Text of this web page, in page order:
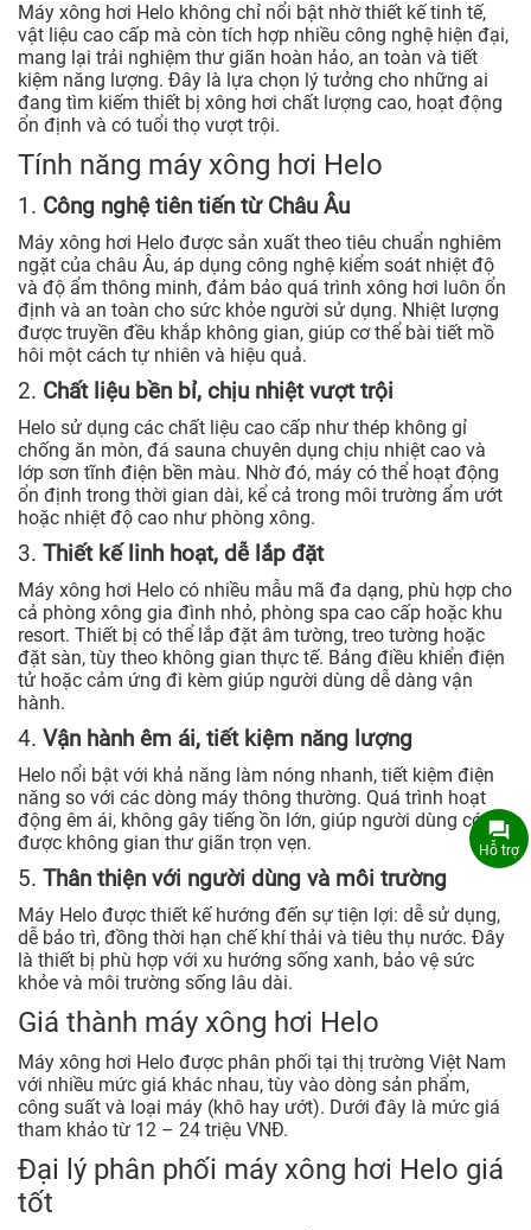
Máy xông hơi Helo không chỉ nổi bật nhờ thiết kế tinh tế,
vật liệu cao cấp mà còn tích hợp nhiều công nghệ hiện đại,
mang lại trải nghiệm thư giãn hoàn hảo, an toàn và tiết
kiệm năng lượng. Đây là lựa chọn lý tưởng cho những ai
đang tìm kiếm thiết bị xông hơi chất lượng cao, hoạt động
ổn định và có tuổi thọ vượt trội.
Tính năng máy xông hơi Helo
1. Công nghệ tiên tiến từ Châu Âu
Máy xông hơi Helo được sản xuất theo tiêu chuẩn nghiêm
ngặt của châu Âu, áp dụng công nghệ kiểm soát nhiệt độ
và độ ẩm thông minh, đảm bảo quá trình xông hơi luôn ổn
định và an toàn cho sức khỏe người sử dụng. Nhiệt lượng
được truyền đều khắp không gian, giúp cơ thể bài tiết mồ
hôi một cách tự nhiên và hiệu quả.
2. Chất liệu bền bỉ, chịu nhiệt vượt trội
Helo sử dụng các chất liệu cao cấp như thép không gỉ
chống ăn mòn, đá sauna chuyên dụng chịu nhiệt cao và
lớp sơn tĩnh điện bền màu. Nhờ đó, máy có thể hoạt động
ổn định trong thời gian dài, kể cả trong môi trường ẩm ướt
hoặc nhiệt độ cao như phòng xông.
3. Thiết kế linh hoạt, dễ lắp đặt
Máy xông hơi Helo có nhiều mẫu mã đa dạng, phù hợp cho
cả phòng xông gia đình nhỏ, phòng spa cao cấp hoặc khu
resort. Thiết bị có thể lắp đặt âm tường, treo tường hoặc
đặt sàn, tùy theo không gian thực tế. Bảng điều khiển điện
tử hoặc cảm ứng đi kèm giúp người dùng dễ dàng vận
hành.
4. Vận hành êm ái, tiết kiệm năng lượng
Helo nổi bật với khả năng làm nóng nhanh, tiết kiệm điện
năng so với các dòng máy thông thường. Quá trình hoạt
động êm ái, không gây tiếng ồn lớn, giúp người dùng có
được không gian thư giãn trọn vẹn.
5. Thân thiện với người dùng và môi trường
Máy Helo được thiết kế hướng đến sự tiện lợi: dễ sử dụng,
dễ bảo trì, đồng thời hạn chế khí thải và tiêu thụ nước. Đây
là thiết bị phù hợp với xu hướng sống xanh, bảo vệ sức
khỏe và môi trường sống lâu dài.
Giá thành máy xông hơi Helo
Máy xông hơi Helo được phân phối tại thị trường Việt Nam
với nhiều mức giá khác nhau, tùy vào dòng sản phẩm,
công suất và loại máy (khô hay ướt). Dưới đây là mức giá
tham khảo từ 12 – 24 triệu VNĐ.
Đại lý phân phối máy xông hơi Helo giá
tốt
Hỗ trợ